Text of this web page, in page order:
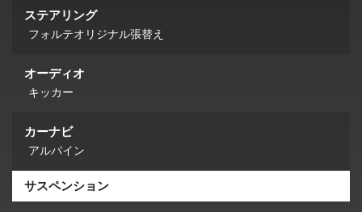
ステアリング
フォルテオリジナル張替え
オーディオ
キッカー
カーナビ
アルパイン
サスペンション